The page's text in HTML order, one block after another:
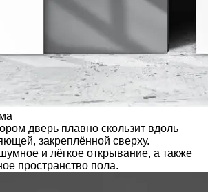
дверь плавно скользит вдоль
закреплённой сверху.
и лёгкое открывание, а также
пространство пола.